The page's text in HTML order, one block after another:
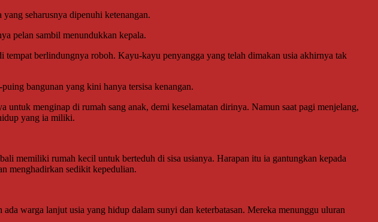
seharusnya dipenuhi ketenangan.
pelan sambil menundukkan kepala.
berlindungnya roboh. Kayu-kayu penyangga yang telah dimakan usia akhirnya tak
bangunan yang kini hanya tersisa kenangan.
menginap di rumah sang anak, demi keselamatan dirinya. Namun saat pagi menjelang,
yang ia miliki.
memiliki rumah kecil untuk berteduh di sisa usianya. Harapan itu ia gantungkan kepada
menghadirkan sedikit kepedulian.
warga lanjut usia yang hidup dalam sunyi dan keterbatasan. Mereka menunggu uluran